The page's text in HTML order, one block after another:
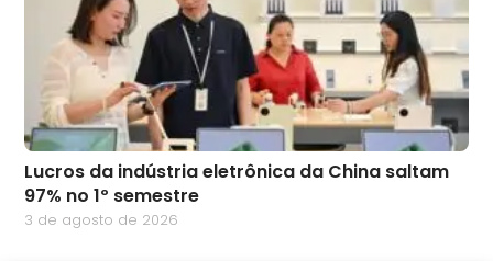
Lucros da indústria eletrônica da China saltam
97% no 1º semestre
3 de agosto de 2026